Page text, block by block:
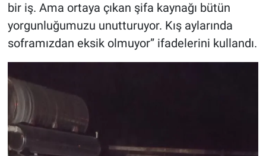
bir iş. Ama ortaya çıkan şifa kaynağı bütün
yorgunluğumuzu unutturuyor. Kış aylarında
soframızdan eksik olmuyor” ifadelerini kullandı.